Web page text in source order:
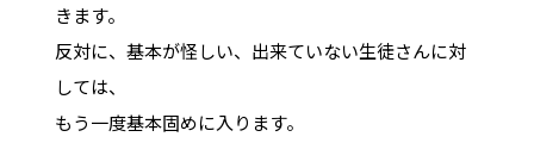
きます。
反対に、基本が怪しい、出来ていない生徒さんに対
しては、
もう一度基本固めに入ります。